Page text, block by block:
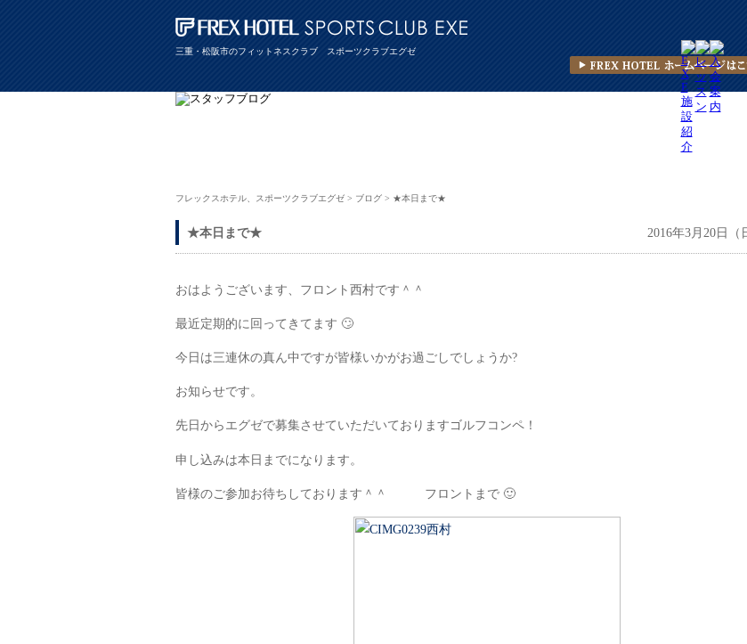
三重・松阪市のフィットネスクラブ スポーツクラブエグゼ
フレックスホテル、スポーツクラブエグゼ > ブログ > ★本日まで★
★本日まで★ 2016年3月20日（
おはようございます、フロント西村です＾＾
最近定期的に回ってきてます 🙄
今日は三連休の真ん中ですが皆様いかがお過ごしでしょうか?
お知らせです。
先日からエグゼで募集させていただいておりますゴルフコンペ！
申し込みは本日までになります。
皆様のご参加お待ちしております＾＾ フロントまで 🙂